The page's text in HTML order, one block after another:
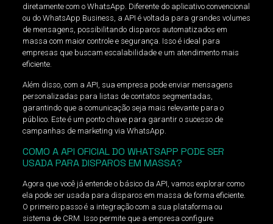
diretamente com o WhatsApp. Diferente do aplicativo convencional
ou do WhatsApp Business, a API é voltada para grandes volumes
de mensagens, possibilitando disparos automatizados em
massa com maior controle e segurança. Isso é ideal para
empresas que buscam escalabilidade e um atendimento mais
eficiente.
Além disso, com a API, sua empresa pode enviar mensagens
personalizadas para listas de contatos segmentadas,
garantindo que a comunicação seja mais relevante para o
público. Este é um ponto chave para garantir o sucesso de
campanhas de marketing via WhatsApp.
COMO A API OFICIAL DO WHATSAPP PODE SER
USADA PARA DISPAROS EM MASSA?
Agora que você já entende o básico da API, vamos explorar como
ela pode ser usada para disparos em massa de forma eficiente.
O primeiro passo é a integração com a sua plataforma ou
sistema de CRM. Isso permite que a empresa configure